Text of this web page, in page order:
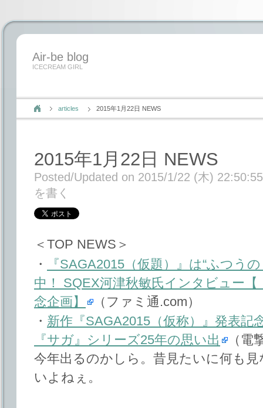
Air-be blog
ICECREAM GIRL
articles 2015年1月22日 NEWS
2015年1月22日 NEWS
Posted/Updated on 2015/1/22 (木) 22:50:55
を書く
＜TOP NEWS＞
・
『SAGA2015（仮題）』は“ふつう
中！ SQEX河津秋敏氏インタビュー
念企画】
（ファミ通.com）
・ 新作『SAGA2015（仮称）』発表記
『サガ』シリーズ25年の思い出
（電
今年出るのかしら。昔見たいに何も
いよねぇ。